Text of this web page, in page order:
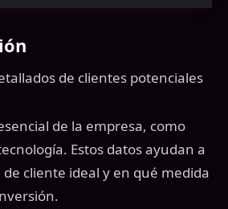
de clientes potenciales
de la empresa, como
Estos datos ayudan a
cliente ideal y en qué medida